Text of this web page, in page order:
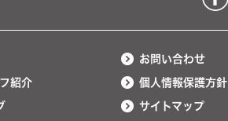
紹介
お問い合わせ
個人情報保護方針
サイトマップ